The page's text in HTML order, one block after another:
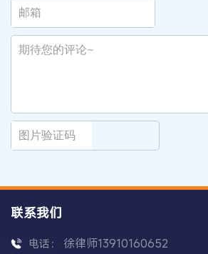
联系我们
电话： 徐律师13910160652